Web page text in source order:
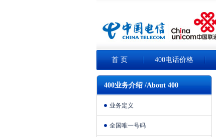
首 页 400电话价格
400业务介绍 /About 400
业务定义
全国唯一号码